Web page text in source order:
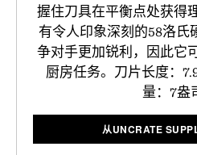
握住刀具在平衡点处获得
有令人印象深刻的58洛氏
争对手更加锐利，因此它
厨房任务。刀片长度：
量：7盎
从UNCRATE